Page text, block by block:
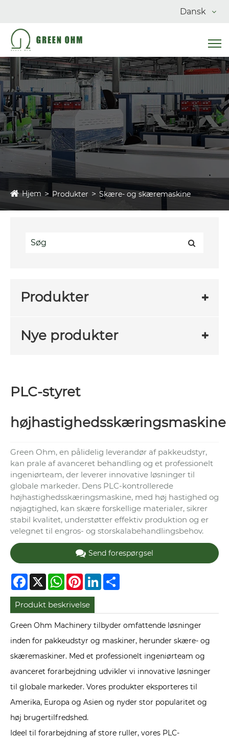
Dansk
Hjem Produkter Skære- og skæremaskine
Produkter
Nye produkter
PLC-styret
højhastighedsskæringsmaskine
Green Ohm, en pålidelig leverandør af pakkeudstyr,
kan prale af avanceret behandling og et professionelt
ingeniørteam, der leverer innovative løsninger til
globale markeder. Dens PLC-kontrollerede
højhastighedsskæringsmaskine, med høj hastighed og
nøjagtighed, kan skære forskellige materialer, sikrer
stabil kvalitet, understøtter effektiv produktion og er
velegnet til engros- og storskalabehandlingsbehov.
Send forespørgsel
Facebook
X WhatsApp
PinterestLinkedIn
Produkt beskrivelse
Green Ohm Machinery tilbyder omfattende løsninger
inden for pakkeudstyr og maskiner, herunder skære- og
skæremaskiner. Med et professionelt ingeniørteam og
avanceret forarbejdning udvikler vi innovative løsninger
til globale markeder. Vores produkter eksporteres til
Amerika, Europa og Asien og nyder stor popularitet og
høj brugertilfredshed.
Ideel til forarbejdning af store ruller, vores PLC-